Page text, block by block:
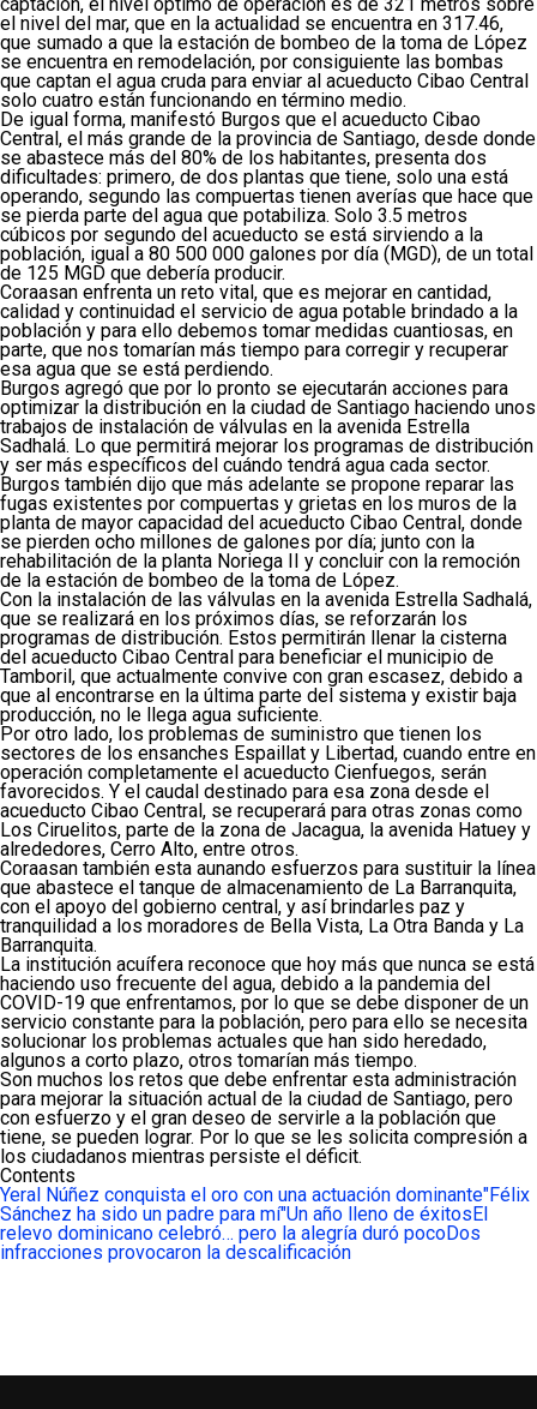
captación, el nivel óptimo de operación es de 321 metros sobre
el nivel del mar, que en la actualidad se encuentra en 317.46,
que sumado a que la estación de bombeo de la toma de López
se encuentra en remodelación, por consiguiente las bombas
que captan el agua cruda para enviar al acueducto Cibao Central
solo cuatro están funcionando en término medio.
De igual forma, manifestó Burgos que el acueducto Cibao
Central, el más grande de la provincia de Santiago, desde donde
se abastece más del 80% de los habitantes, presenta dos
dificultades: primero, de dos plantas que tiene, solo una está
operando, segundo las compuertas tienen averías que hace que
se pierda parte del agua que potabiliza. Solo 3.5 metros
cúbicos por segundo del acueducto se está sirviendo a la
población, igual a 80 500 000 galones por día (MGD), de un total
de 125 MGD que debería producir.
Coraasan enfrenta un reto vital, que es mejorar en cantidad,
calidad y continuidad el servicio de agua potable brindado a la
población y para ello debemos tomar medidas cuantiosas, en
parte, que nos tomarían más tiempo para corregir y recuperar
esa agua que se está perdiendo.
Burgos agregó que por lo pronto se ejecutarán acciones para
optimizar la distribución en la ciudad de Santiago haciendo unos
trabajos de instalación de válvulas en la avenida Estrella
Sadhalá. Lo que permitirá mejorar los programas de distribución
y ser más específicos del cuándo tendrá agua cada sector.
Burgos también dijo que más adelante se propone reparar las
fugas existentes por compuertas y grietas en los muros de la
planta de mayor capacidad del acueducto Cibao Central, donde
se pierden ocho millones de galones por día; junto con la
rehabilitación de la planta Noriega II y concluir con la remoción
de la estación de bombeo de la toma de López.
Con la instalación de las válvulas en la avenida Estrella Sadhalá,
que se realizará en los próximos días, se reforzarán los
programas de distribución. Estos permitirán llenar la cisterna
del acueducto Cibao Central para beneficiar el municipio de
Tamboril, que actualmente convive con gran escasez, debido a
que al encontrarse en la última parte del sistema y existir baja
producción, no le llega agua suficiente.
Por otro lado, los problemas de suministro que tienen los
sectores de los ensanches Espaillat y Libertad, cuando entre en
operación completamente el acueducto Cienfuegos, serán
favorecidos. Y el caudal destinado para esa zona desde el
acueducto Cibao Central, se recuperará para otras zonas como
Los Ciruelitos, parte de la zona de Jacagua, la avenida Hatuey y
alrededores, Cerro Alto, entre otros.
Coraasan también esta aunando esfuerzos para sustituir la línea
que abastece el tanque de almacenamiento de La Barranquita,
con el apoyo del gobierno central, y así brindarles paz y
tranquilidad a los moradores de Bella Vista, La Otra Banda y La
Barranquita.
La institución acuífera reconoce que hoy más que nunca se está
haciendo uso frecuente del agua, debido a la pandemia del
COVID-19 que enfrentamos, por lo que se debe disponer de un
servicio constante para la población, pero para ello se necesita
solucionar los problemas actuales que han sido heredado,
algunos a corto plazo, otros tomarían más tiempo.
Son muchos los retos que debe enfrentar esta administración
para mejorar la situación actual de la ciudad de Santiago, pero
con esfuerzo y el gran deseo de servirle a la población que
tiene, se pueden lograr. Por lo que se les solicita compresión a
los ciudadanos mientras persiste el déficit.
Contents
Yeral Núñez conquista el oro con una actuación dominante"Félix
Sánchez ha sido un padre para mí"Un año lleno de éxitos El
relevo dominicano celebró… pero la alegría duró pocoDos
infracciones provocaron la descalificación